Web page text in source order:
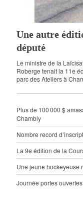
Une autre
député
Le ministre de la
Roberge tenait la 11e
parc des Ateliers à
Plus de 100 000 $
Chambly
Nombre record
La 9e édition de la
Une jeune hockeyeuse
Journée portes